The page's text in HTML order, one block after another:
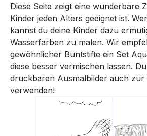
Diese Seite zeigt eine wunderbare
Kinder jeden Alters geeignet ist.
kannst du deine Kinder dazu
Wasserfarben zu malen. Wir
gewöhnlicher Buntstifte ein Set
diese besser vermischen lassen.
druckbaren Ausmalbilder auch zur
verwenden!